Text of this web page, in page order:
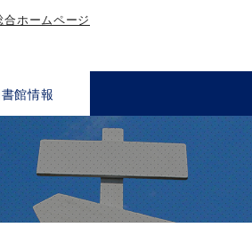
合ホームページ
館情報